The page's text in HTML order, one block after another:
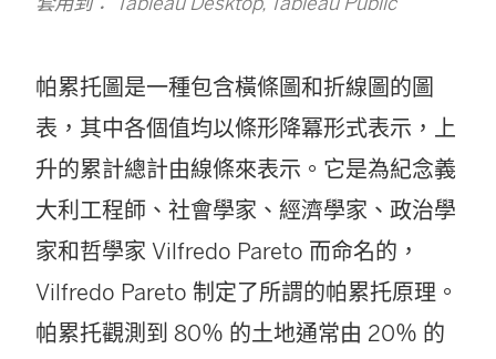
帕累托圖是一種包含橫條圖和折線圖的圖
表，其中各個值均以條形降冪形式表示，上
升的累計總計由線條來表示。它是為紀念義
大利工程師、社會學家、經濟學家、政治學
家和哲學家 Vilfredo Pareto 而命名的，
Vilfredo Pareto 制定了所謂的帕累托原理。
帕累托觀測到 80％ 的土地通常由 20％ 的